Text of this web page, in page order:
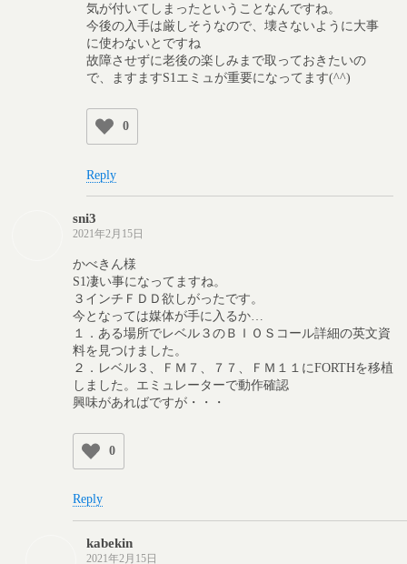
気が付いてしまったということなんですね。
今後の入手は厳しそうなので、壊さないように大事
に使わないとですね
故障させずに老後の楽しみまで取っておきたいの
で、ますますS1エミュが重要になってます(^^)
0
Reply
sni3
2021年2月15日
かべきん様
S1凄い事になってますね。
３インチＦＤＤ欲しがったです。
今となっては媒体が手に入るか…
１．ある場所でレベル３のＢＩＯＳコール詳細の英文資
料を見つけました。
２．レベル３、ＦＭ７、７７、ＦＭ１１にFORTHを移植
しました。エミュレーターで動作確認
興味があればですが・・・
0
Reply
kabekin
2021年2月15日